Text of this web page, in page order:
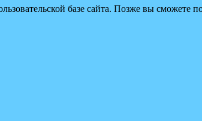
базе сайта. Позже вы сможете